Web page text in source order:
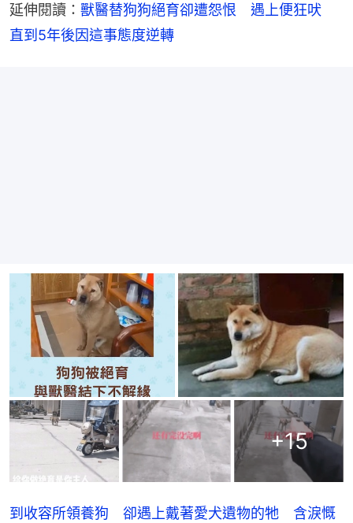
延伸閱讀： 獸醫替狗狗絕育卻遭怨恨　遇上便狂吠
直到5年後因這事態度逆轉
+15
到收容所領養狗 卻遇上戴著愛犬遺物的牠 含淚慨